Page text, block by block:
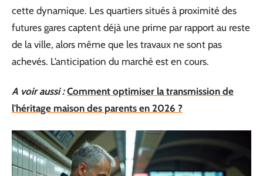
cette dynamique. Les quartiers situés à proximité des
futures gares captent déjà une prime par rapport au reste
de la ville, alors même que les travaux ne sont pas
achevés. L’anticipation du marché est en cours.
A voir aussi : Comment optimiser la transmission de
l'héritage maison des parents en 2026 ?